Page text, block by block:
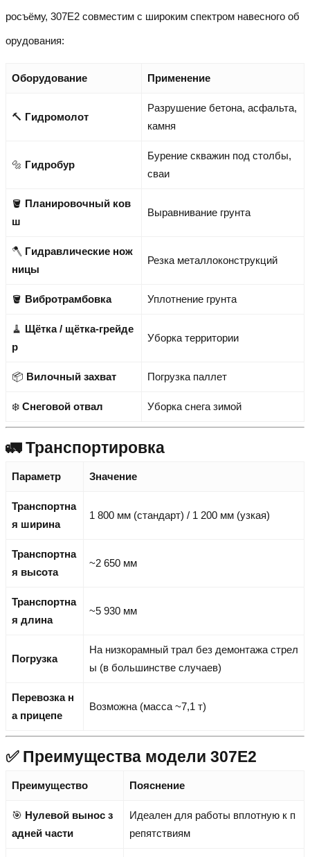
росъёму, 307E2 совместим с широким спектром навесного об
орудования:
Оборудование Применение
🔨 Гидромолот
Разрушение бетона, асфальта,
камня
🔩 Гидробур
Бурение скважин под столбы,
сваи
🪣 Планировочный ков
ш
Выравнивание грунта
🪓 Гидравлические нож
ницы
Резка металлоконструкций
🪣 Вибротрамбовка Уплотнение грунта
🧹 Щётка / щётка-грейде
р
Уборка территории
📦 Вилочный захват Погрузка паллет
❄️ Снеговой отвал Уборка снега зимой
🚛 Транспортировка
Параметр Значение
Транспортна
я ширина
1 800 мм (стандарт) / 1 200 мм (узкая)
Транспортна
я высота
~2 650 мм
Транспортна
я длина
~5 930 мм
Погрузка
На низкорамный трал без демонтажа стрел
ы (в большинстве случаев)
Перевозка н
а прицепе
Возможна (масса ~7,1 т)
✅ Преимущества модели 307E2
Преимущество Пояснение
🎯 Нулевой вынос з
адней части
Идеален для работы вплотную к п
репятствиям